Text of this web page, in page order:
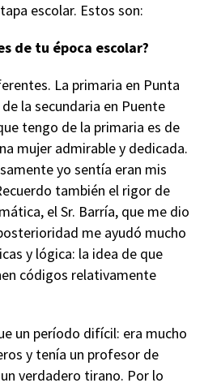
escolar. Estos son:
de tu época escolar?
La primaria en Punta
la secundaria en Puente
tengo de la primaria es de
mujer admirable y dedicada.
yo sentía eran mis
también el rigor de
el Sr. Barría, que me dio
me ayudó mucho
y lógica: la idea de que
códigos relativamente
un período difícil: era mucho
y tenía un profesor de
verdadero tirano. Por lo